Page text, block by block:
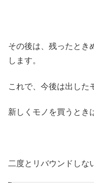
その後は、残ったとき
します。
これで、今後は出した
新しくモノを買うとき
二度とリバウンドしな